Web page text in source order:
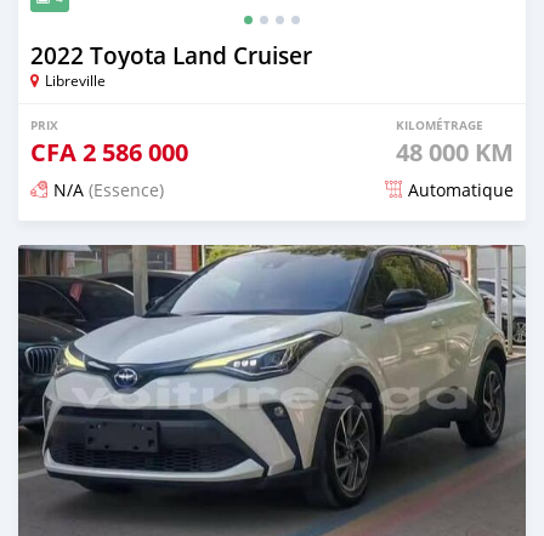
2022 Toyota Land Cruiser
Libreville
PRIX
CFA2 586 000
KILOMÉTRAGE
48 000 KM
N/A (Essence) Automatique
Publié il y a 16 jours